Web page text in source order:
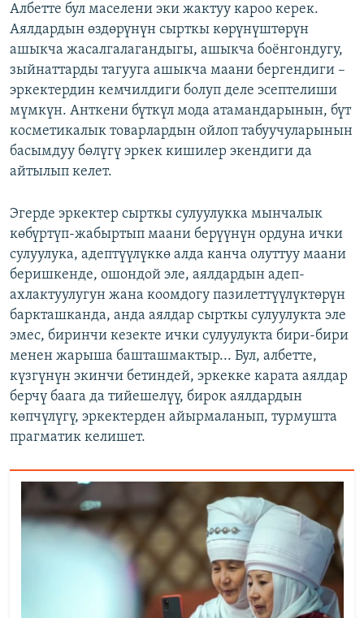
Албетте бул маселени эки жактуу кароо керек.
Аялдардын өздөрүнүн сырткы көрүнүштөрүн
ашыкча жасалгалагандыгы, ашыкча боёнгондугу,
зыйнаттарды тагууга ашыкча маани бергендиги –
эркектердин кемчилдиги болуп деле эсептелиши
мүмкүн. Анткени бүткүл мода атамандарынын, бүт
косметикалык товарлардын ойлоп табуучуларынын
басымдуу бөлүгү эркек кишилер экендиги да
айтылып келет.
Эгерде эркектер сырткы сулуулукка мынчалык
көбүртүп-жабыртып маани берүүнүн ордуна ички
сулуулука, адептүүлүккө алда канча олуттуу маани
беришкенде, ошондой эле, аялдардын адеп-
ахлактуулугун жана коомдогу пазилеттүүлүктөрүн
баркташканда, анда аялдар сырткы сулуулукта эле
эмес, биринчи кезекте ички сулуулукта бири-бири
менен жарыша башташмактыр... Бул, албетте,
күзгүнүн экинчи бетиндей, эркекке карата аялдар
берчү баага да тийешелүү, бирок аялдардын
көпчүлүгү, эркектерден айырмаланып, турмушта
прагматик келишет.